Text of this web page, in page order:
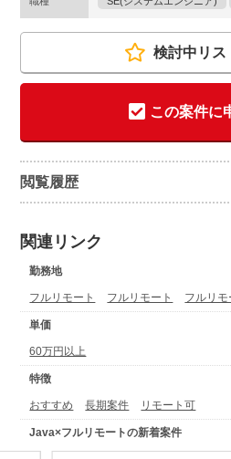
検討中リス
この案件に
閲覧履歴
関連リンク
勤務地
フルリモート フルリモート フルリモ
単価
60万円以上
特徴
おすすめ 長期案件 リモート可
Java×フルリモートの新着案件